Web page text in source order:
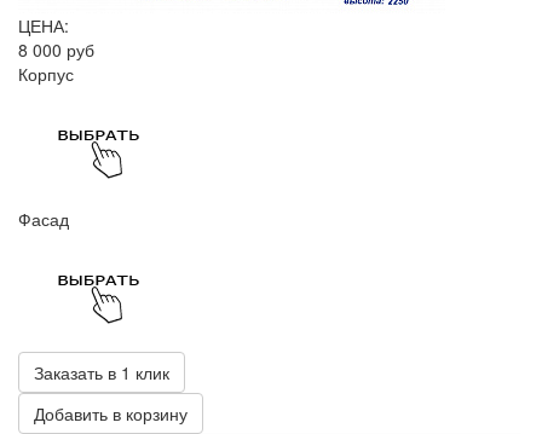
ЦЕНА:
8 000 руб
Корпус
Фасад
Заказать в 1 клик
Добавить в корзину